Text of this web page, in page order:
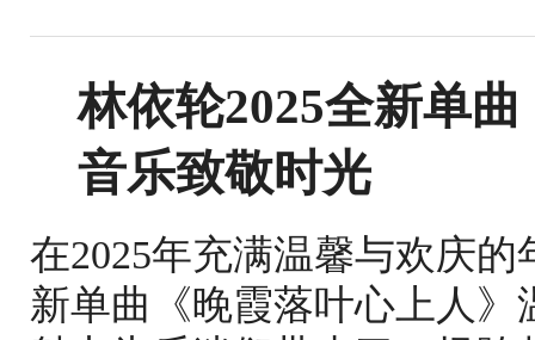
林依轮2025全新单
音乐致敬时光
在2025年充满温馨与欢庆
新单曲《晚霞落叶心上人